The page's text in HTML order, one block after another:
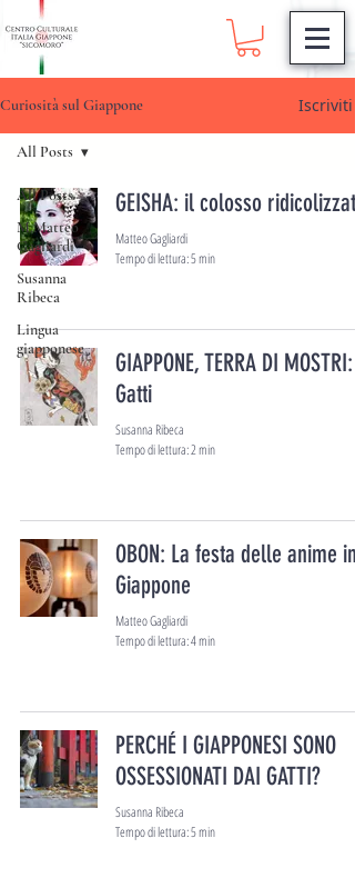
Curiosità sul Giappone Iscriviti
All Posts
M.Matteo
Gagliardi
Susanna
Ribeca
Lingua
giapponese
All Posts
GEISHA: il colosso ridicolizzato
Matteo Gagliardi
Tempo di lettura: 5 min
GIAPPONE, TERRA DI MOSTRI:
Gatti
Susanna Ribeca
Tempo di lettura: 2 min
OBON: La festa delle anime in
Giappone
Matteo Gagliardi
Tempo di lettura: 4 min
PERCHÉ I GIAPPONESI SONO
OSSESSIONATI DAI GATTI?
Susanna Ribeca
Tempo di lettura: 5 min